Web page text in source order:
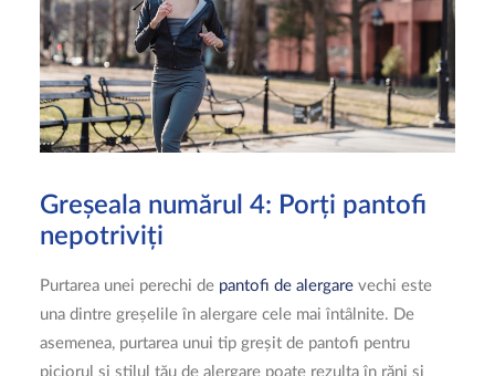
Greșeala numărul 4: Porți pantofi
nepotriviți
Purtarea unei perechi de pantofi de alergare vechi este
una dintre greșelile în alergare cele mai întâlnite. De
asemenea, purtarea unui tip greșit de pantofi pentru
piciorul și stilul tău de alergare poate rezulta în răni și